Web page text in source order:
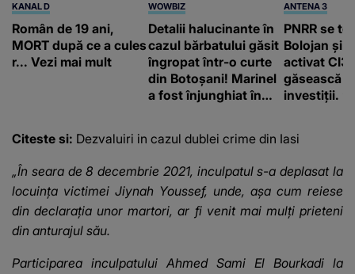
KANAL D
Român de 19 ani,
MORT după ce a cules
r... Vezi mai mult
WOWBIZ
Detalii halucinante în
cazul bărbatului găsit
îngropat într-o curte
din Botoșani! Marinel
a fost înjunghiat în
suspecți
ANTENA 3
PNRR se
Bolojan și
activat
găsească
investiții.
Citeste si: Dezvaluiri in cazul dublei crime din Iasi
„În seara de 8 decembrie 2021, inculpatul s-a deplasat la
locuinţa victimei Jiynah Youssef, unde, aşa cum reiese
din declaraţia unor martori, ar fi venit mai mulţi prieteni
din anturajul său.
Participarea inculpatului Ahmed Sami El Bourkadi la